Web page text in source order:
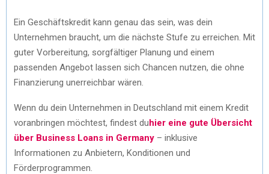
Ein Geschäftskredit kann genau das sein, was dein
Unternehmen braucht, um die nächste Stufe zu erreichen. Mit
guter Vorbereitung, sorgfältiger Planung und einem
passenden Angebot lassen sich Chancen nutzen, die ohne
Finanzierung unerreichbar wären.
Wenn du dein Unternehmen in Deutschland mit einem Kredit
voranbringen möchtest, findest duhier eine gute Übersicht
über Business Loans in Germany – inklusive
Informationen zu Anbietern, Konditionen und
Förderprogrammen.